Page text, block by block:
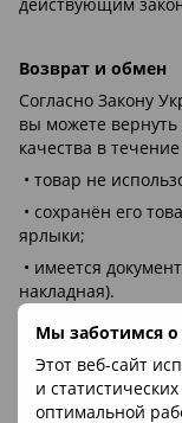
Мы заботимся
Этот веб-сайт
и
оптимальной
Возврат и обмен
Согласно Закону
вы можете
качества в
• товар не
• сохранён его
ярлыки;
• имеется
накладная).
Возврат и обмен
осуществляется в